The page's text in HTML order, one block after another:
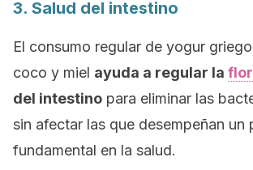
3. Salud del intestino
El consumo regular de yogur
coco y miel ayuda a regular la
del intestino para eliminar las
sin afectar las que desempeñan un
fundamental en la salud.